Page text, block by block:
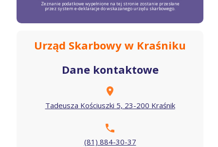
Zeznanie podatkowe wypełnione na tej stronie zostanie przesłane
przez system e-deklaracje do wskazanego urzędu skarbowego.
Urząd Skarbowy w Kraśniku
Dane kontaktowe
Tadeusza Kościuszki 5, 23-200 Kraśnik
(81) 884-30-37